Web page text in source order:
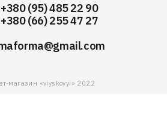
+380 (95) 485 22 90
+380 (66) 255 47 27
магазин «viyskovyi» 2022